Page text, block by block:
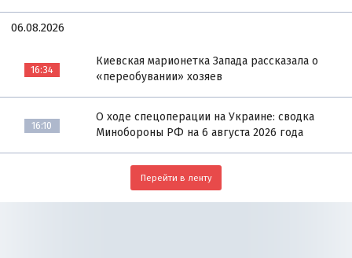
06.08.2026
16:34
Киевская марионетка Запада рассказала о
«переобувании» хозяев
16:10
О ходе спецоперации на Украине: сводка
Минобороны РФ на 6 августа 2026 года
Перейти в ленту